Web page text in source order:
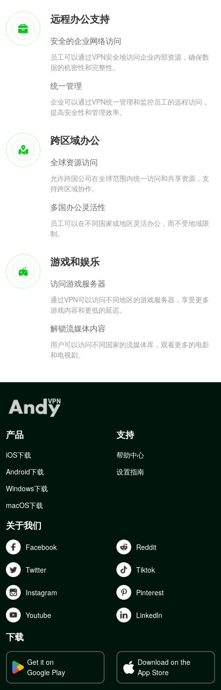
远程办公支持
安全的企业网络访问
员工可以通过VPN安全地访问企业内部资源，确保数
据的机密性和完整性。
统一管理
企业可以通过VPN统一管理和监控员工的远程访问，
提高安全性和管理效率。
跨区域办公
全球资源访问
允许跨国公司在全球范围内统一访问和共享资源，支
持跨区域协作。
多国办公灵活性
员工可以在不同国家或地区灵活办公，而不受地域限
制。
游戏和娱乐
访问游戏服务器
通过VPN可以访问不同地区的游戏服务器，享受更多
游戏内容和更低的延迟。
解锁流媒体内容
用户可以访问不同国家的流媒体库，观看更多的电影
和电视剧。
产品
iOS下载
Android下载
Windows下载
macOS下载
支持
帮助中心
设置指南
关于我们
Facebook Reddit
Twitter Tiktok
Instagram Pinterest
Youtube Linkedln
下载
Get it on
Google Play
Download on the
App Store